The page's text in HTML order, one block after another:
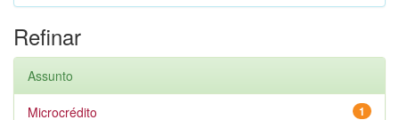
Refinar
Assunto
1
Microcrédito